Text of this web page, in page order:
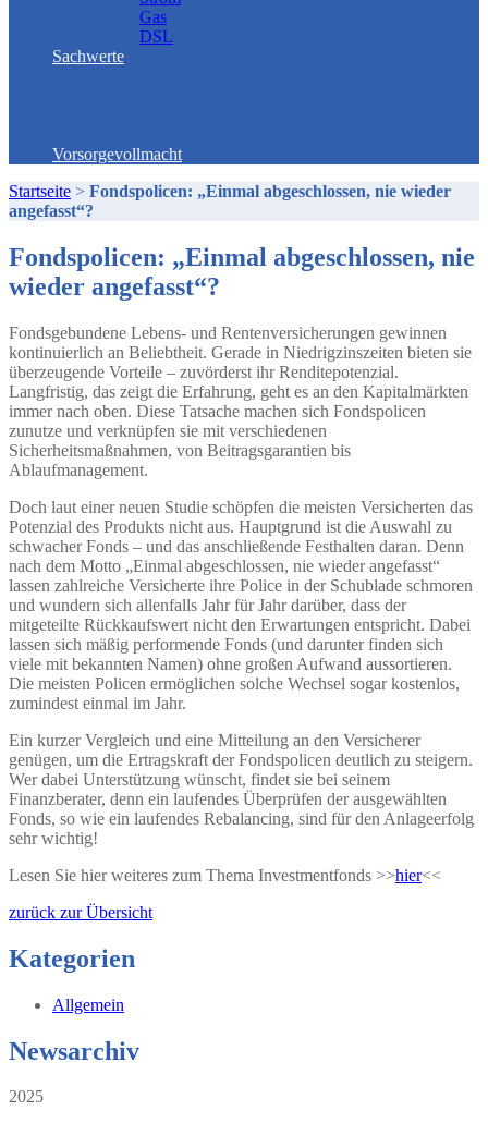
Gas
DSL
Sachwerte
Vorsorgevollmacht
Startseite > Fondspolicen: „Einmal abgeschlossen, nie wieder
angefasst“?
Fondspolicen: „Einmal abgeschlossen, nie
wieder angefasst“?
Fondsgebundene Lebens- und Rentenversicherungen gewinnen
kontinuierlich an Beliebtheit. Gerade in Niedrigzinszeiten bieten sie
überzeugende Vorteile – zuvörderst ihr Renditepotenzial.
Langfristig, das zeigt die Erfahrung, geht es an den Kapitalmärkten
immer nach oben. Diese Tatsache machen sich Fondspolicen
zunutze und verknüpfen sie mit verschiedenen
Sicherheitsmaßnahmen, von Beitragsgarantien bis
Ablaufmanagement.
Doch laut einer neuen Studie schöpfen die meisten Versicherten das
Potenzial des Produkts nicht aus. Hauptgrund ist die Auswahl zu
schwacher Fonds – und das anschließende Festhalten daran. Denn
nach dem Motto „Einmal abgeschlossen, nie wieder angefasst“
lassen zahlreiche Versicherte ihre Police in der Schublade schmoren
und wundern sich allenfalls Jahr für Jahr darüber, dass der
mitgeteilte Rückkaufswert nicht den Erwartungen entspricht. Dabei
lassen sich mäßig performende Fonds (und darunter finden sich
viele mit bekannten Namen) ohne großen Aufwand aussortieren.
Die meisten Policen ermöglichen solche Wechsel sogar kostenlos,
zumindest einmal im Jahr.
Ein kurzer Vergleich und eine Mitteilung an den Versicherer
genügen, um die Ertragskraft der Fondspolicen deutlich zu steigern.
Wer dabei Unterstützung wünscht, findet sie bei seinem
Finanzberater, denn ein laufendes Überprüfen der ausgewählten
Fonds, so wie ein laufendes Rebalancing, sind für den Anlageerfolg
sehr wichtig!
Lesen Sie hier weiteres zum Thema Investmentfonds >>hier<<
zurück zur Übersicht
Kategorien
Allgemein
Newsarchiv
2025